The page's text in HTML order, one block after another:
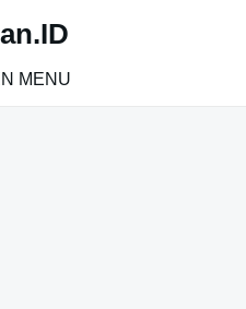
MENU